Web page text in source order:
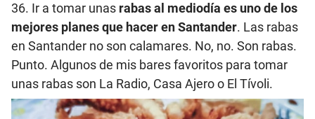
36. Ir a tomar unas rabas al mediodía es uno de los
mejores planes que hacer en Santander. Las rabas
en Santander no son calamares. No, no. Son rabas.
Punto. Algunos de mis bares favoritos para tomar
unas rabas son La Radio, Casa Ajero o El Tívoli.